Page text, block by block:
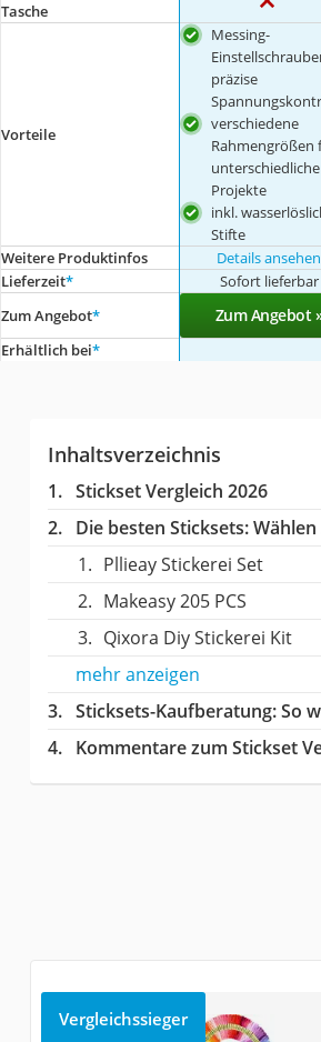
Tasche
Vorteile
Messing-
präzise
verschiedene
Rahmengrößen
unterschiedliche
Projekte
inkl.
Stifte
Weitere Produktinfos Details ansehen
Lieferzeit* Sofort lieferbar
Zum Angebot* Zum Angebot
Erhältlich bei*
Inhaltsverzeichnis
Stickset Vergleich 2026
Die besten Sticksets:Wählen
Pllieay Stickerei Set
Makeasy 205 PCS
Qixora Diy Stickerei Kit
mehr anzeigen
Sticksets-Kaufberatung: So
Kommentare zum Stickset
Vergleichssieger